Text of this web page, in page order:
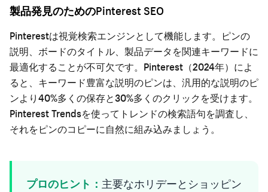
製品発見のためのPinterest SEO
Pinterestは視覚検索エンジンとして機能します。ピンの
説明、ボードのタイトル、製品データを関連キーワードに
最適化することが不可欠です。Pinterest（2024年）によ
ると、キーワード豊富な説明のピンは、汎用的な説明のピ
ンより40%多くの保存と30%多くのクリックを受けます。
Pinterest Trendsを使ってトレンドの検索語句を調査し、
それをピンのコピーに自然に組み込みましょう。
プロのヒント： 主要なホリデーとショッピン